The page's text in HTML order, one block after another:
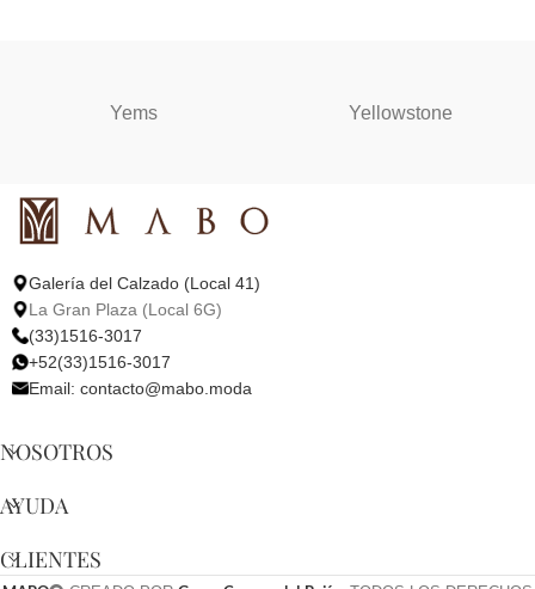
Yems Yellowstone
Galería del Calzado (Local 41)
La Gran Plaza (Local 6G)
(33)1516-3017
+52(33)1516-3017
Email: contacto@mabo.moda
NOSOTROS
AYUDA
CLIENTES